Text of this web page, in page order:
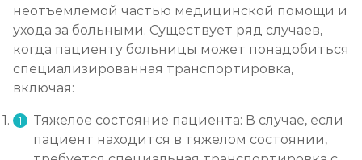
неотъемлемой частью медицинской помощи и
ухода за больными. Существует ряд случаев,
когда пациенту больницы может понадобиться
специализированная транспортировка,
включая:
Тяжелое состояние пациента: В случае, если
пациент находится в тяжелом состоянии,